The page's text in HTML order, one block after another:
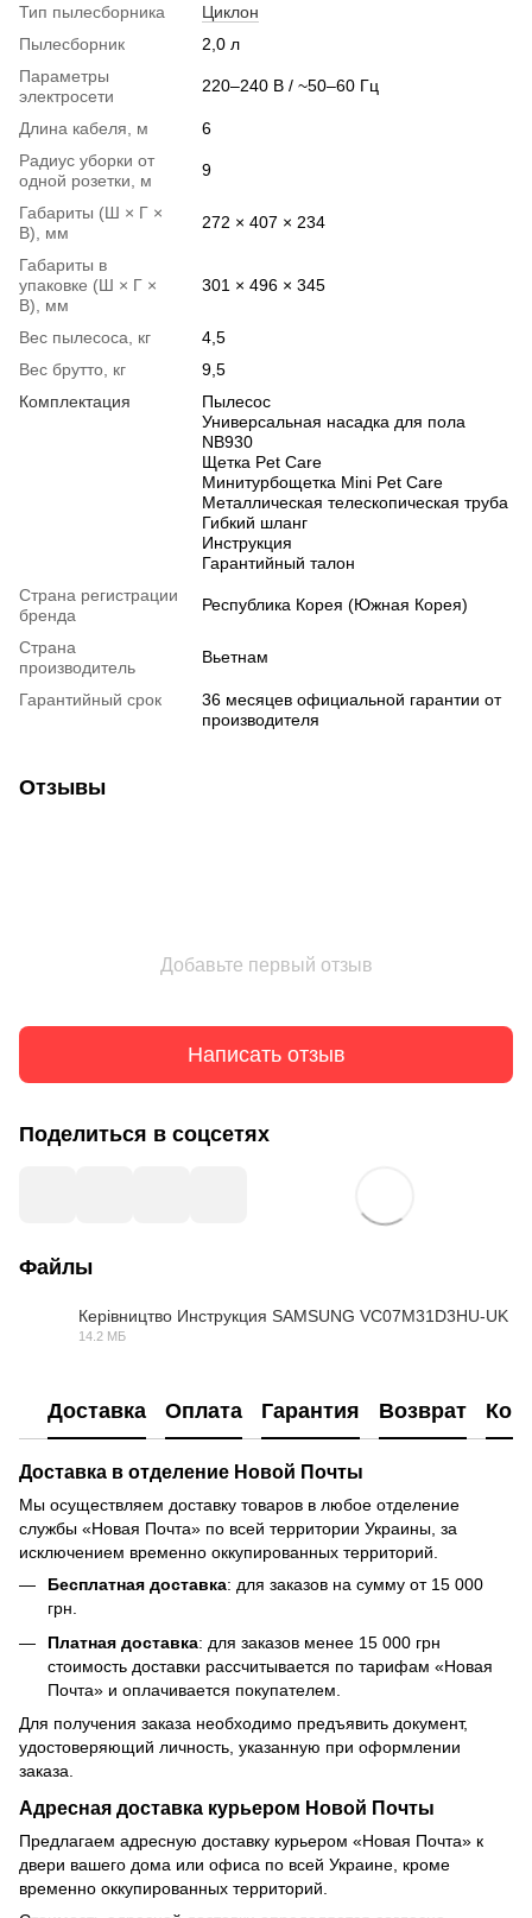
Тип пылесборника
Циклон
Пылесборник
2,0 л
Параметры
электросети
220–240 В / ~50–60 Гц
Длина кабеля, м
6
Радиус уборки от
одной розетки, м
9
Габариты (Ш × Г ×
В), мм
272 × 407 × 234
Габариты в
упаковке (Ш × Г ×
В), мм
301 × 496 × 345
Вес пылесоса, кг
4,5
Вес брутто, кг
9,5
Комплектация
Пылесос
Универсальная насадка для пола
NB930
Щетка Pet Care
Минитурбощетка Mini Pet Care
Металлическая телескопическая труба
Гибкий шланг
Инструкция
Гарантийный талон
Страна регистрации
бренда
Республика Корея (Южная Корея)
Страна
производитель
Вьетнам
Гарантийный срок
36 месяцев официальной гарантии от
производителя
Отзывы
Добавьте первый отзыв
Написать отзыв
Поделиться в соцсетях
Файлы
Керівництво Инструкция SAMSUNG VC07M31D3HU-UK
14.2 МБ
Доставка Оплата Гарантия Возврат
Доставка в отделение Новой Почты
Мы осуществляем доставку товаров в любое отделение
службы «Новая Почта» по всей территории Украины, за
исключением временно оккупированных территорий.
Бесплатная доставка: для заказов на сумму от 15 000
грн.
Платная доставка: для заказов менее 15 000 грн
стоимость доставки рассчитывается по тарифам «Новая
Почта» и оплачивается покупателем.
Для получения заказа необходимо предъявить документ,
удостоверяющий личность, указанную при оформлении
заказа.
Адресная доставка курьером Новой Почты
Предлагаем адресную доставку курьером «Новая Почта» к
двери вашего дома или офиса по всей Украине, кроме
временно оккупированных территорий.